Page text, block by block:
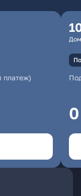
платеж)
0